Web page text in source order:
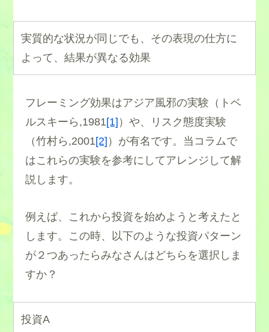
実質的な状況が同じでも、その表現の仕方に
よって、結果が異なる効果
フレーミング効果はアジア風邪の実験（トベ
ルスキーら,1981[1] ）や、リスク態度実験
（竹村ら,2001[2] ）が有名です。当コラムで
はこれらの実験を参考にしてアレンジして解
説します。
例えば、これから投資を始めようと考えたと
します。この時、以下のような投資パターン
が２つあったらみなさんはどちらを選択しま
すか？
投資A